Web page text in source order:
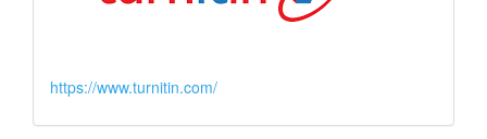
https://www.turnitin.com/